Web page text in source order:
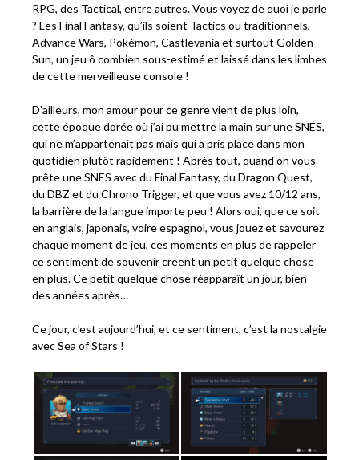
RPG, des Tactical, entre autres. Vous voyez de quoi je parle
? Les Final Fantasy, qu’ils soient Tactics ou traditionnels,
Advance Wars, Pokémon, Castlevania et surtout Golden
Sun, un jeu ô combien sous-estimé et laissé dans les limbes
de cette merveilleuse console !
D’ailleurs, mon amour pour ce genre vient de plus loin,
cette époque dorée où j’ai pu mettre la main sur une SNES,
qui ne m’appartenait pas mais qui a pris place dans mon
quotidien plutôt rapidement ! Après tout, quand on vous
prête une SNES avec du Final Fantasy, du Dragon Quest,
du DBZ et du Chrono Trigger, et que vous avez 10/12 ans,
la barrière de la langue importe peu ! Alors oui, que ce soit
en anglais, japonais, voire espagnol, vous jouez et savourez
chaque moment de jeu, ces moments en plus de rappeler
ce sentiment de souvenir créent un petit quelque chose
en plus. Ce petit quelque chose réapparaît un jour, bien
des années après…
Ce jour, c’est aujourd’hui, et ce sentiment, c’est la nostalgie
avec Sea of Stars !